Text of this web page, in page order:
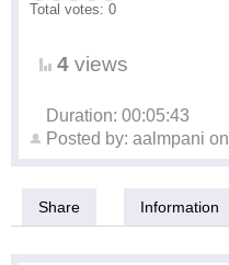
Total votes: 0
4 views
Duration: 00:05:43
Posted by: aalmpani on
Share Information